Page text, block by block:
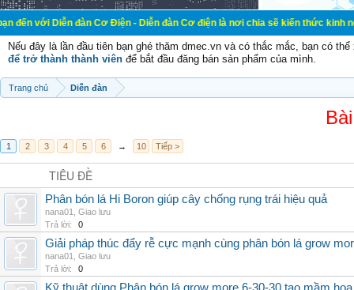
đàn Cơ Điện - Diễn đàn Cơ điện là nơi chia sẽ kiến thức kinh nghiệm
Nếu đây là lần đầu tiên bạn ghé thăm dmec.vn và có thắc mắc, bạn có
để trở thành thành viên để bắt đầu đăng bán sản phẩm của mình.
Trang chủ Diễn đàn
1 2 3 4 5 6 → 10 Tiếp >
TIÊU ĐỀ
Phân bón lá Hi Boron giúp cây chống rụng trái hiệu quả
nana01
Giao lưu
Trả lời:
0
Giải pháp thúc đẩy rễ cực mạnh cùng phân bón lá grow
nana01
Giao lưu
Trả lời:
0